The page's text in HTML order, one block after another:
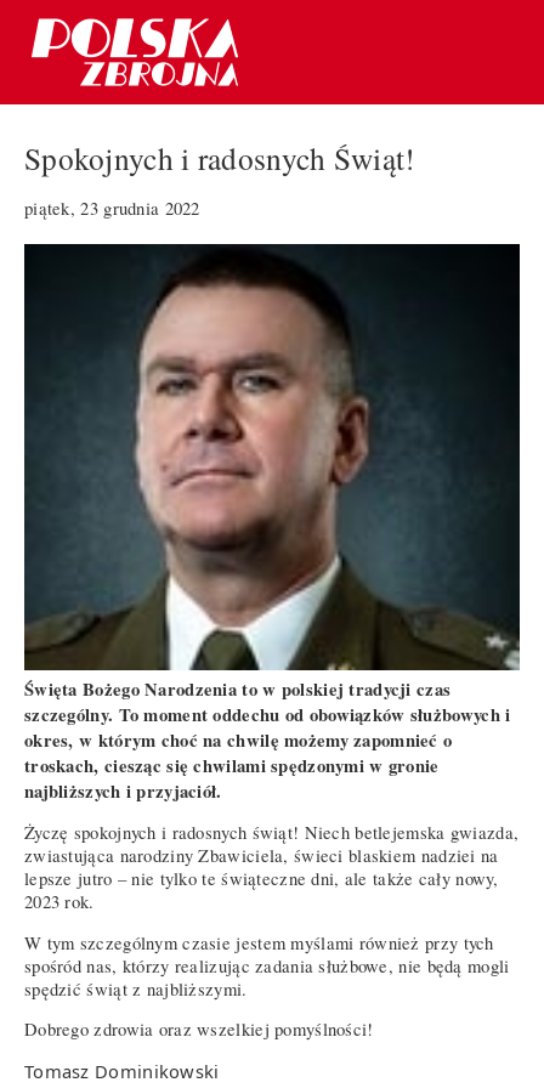
Spokojnych i radosnych Świąt!
piątek, 23 grudnia 2022
Święta Bożego Narodzenia to w polskiej tradycji czas
szczególny. To moment oddechu od obowiązków służbowych i
okres, w którym choć na chwilę możemy zapomnieć o
troskach, ciesząc się chwilami spędzonymi w gronie
najbliższych i przyjaciół.
Życzę spokojnych i radosnych świąt! Niech betlejemska gwiazda,
zwiastująca narodziny Zbawiciela, świeci blaskiem nadziei na
lepsze jutro – nie tylko te świąteczne dni, ale także cały nowy,
2023 rok.
W tym szczególnym czasie jestem myślami również przy tych
spośród nas, którzy realizując zadania służbowe, nie będą mogli
spędzić świąt z najbliższymi.
Dobrego zdrowia oraz wszelkiej pomyślności!
Tomasz Dominikowski